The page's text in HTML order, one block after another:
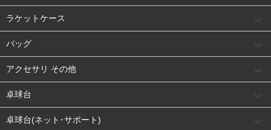
ラケットケース
バッグ
アクセサリ その他
卓球台
卓球台(ネット･サポート)